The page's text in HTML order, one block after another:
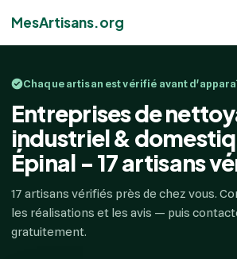
MesArtisans.org
Chaque artisan est vérifié avant
Entreprises de
industriel &
Épinal - 17 artisans
17 artisans vérifiés près de chez vous.
les réalisations et les avis — puis
gratuitement.